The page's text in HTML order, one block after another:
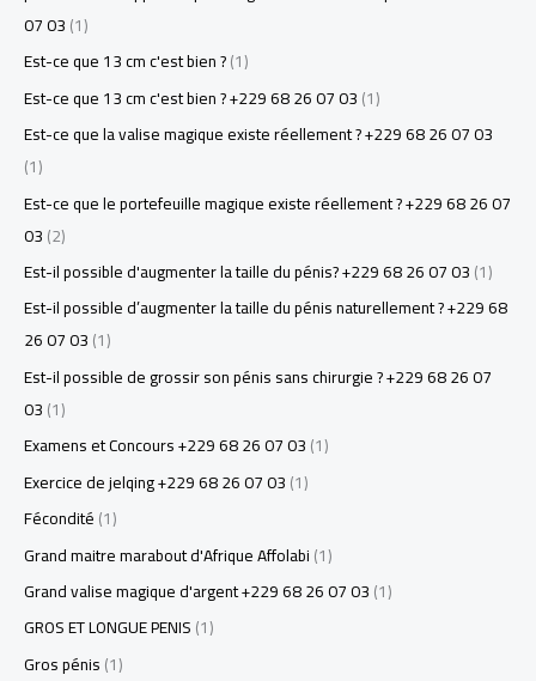
07 03(1)
Est-ce que 13 cm c'est bien ?(1)
Est-ce que 13 cm c'est bien ? +229 68 26 07 03(1)
Est-ce que la valise magique existe réellement ? +229 68 26 07 03
(1)
Est-ce que le portefeuille magique existe réellement ? +229 68 26 07
03(2)
Est-il possible d'augmenter la taille du pénis? +229 68 26 07 03(1)
Est-il possible d’augmenter la taille du pénis naturellement ? +229 68
26 07 03(1)
Est-il possible de grossir son pénis sans chirurgie ? +229 68 26 07
03(1)
Examens et Concours +229 68 26 07 03(1)
Exercice de jelqing +229 68 26 07 03(1)
Fécondité(1)
Grand maitre marabout d'Afrique Affolabi(1)
Grand valise magique d'argent +229 68 26 07 03(1)
GROS ET LONGUE PENIS(1)
Gros pénis(1)